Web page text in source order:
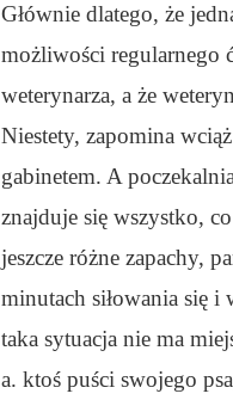
Głównie dlatego, że
możliwości regularnego
weterynarza, a że
Niestety, zapomina
gabinetem. A
znajduje się wszystko,
jeszcze różne zapachy,
minutach siłowania się i
taka sytuacja nie ma
a. ktoś puści swojego